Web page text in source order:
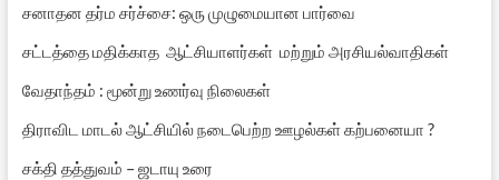
சனாதன தர்ம சர்ச்சை: ஒரு முழுமையான பார்வை
சட்டத்தை மதிக்காத ஆட்சியாளர்கள் மற்றும் அரசியல்வாதிகள்
வேதாந்தம் : மூன்று உணர்வு நிலைகள்
திராவிட மாடல் ஆட்சியில் நடைபெற்ற ஊழல்கள் கற்பனையா ?
சக்தி தத்துவம் – ஜடாயு உரை